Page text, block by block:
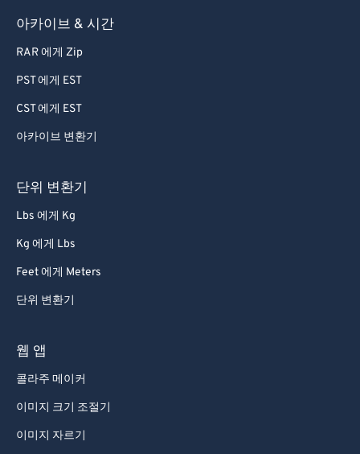
아카이브 & 시간
RAR 에게 Zip
PST 에게 EST
CST 에게 EST
아카이브 변환기
단위 변환기
Lbs 에게 Kg
Kg 에게 Lbs
Feet 에게 Meters
단위 변환기
웹 앱
콜라주 메이커
이미지 크기 조절기
이미지 자르기